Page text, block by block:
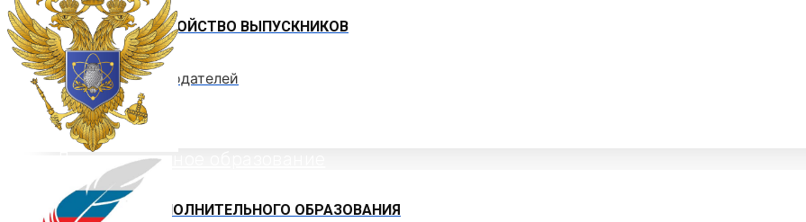
ТРУДОУСТРОЙСТВО ВЫПУСКНИКОВ
Отзывы работодателей
Выпускники
Дополнительное образование
ЦЕНТР ДОПОЛНИТЕЛЬНОГО ОБРАЗОВАНИЯ